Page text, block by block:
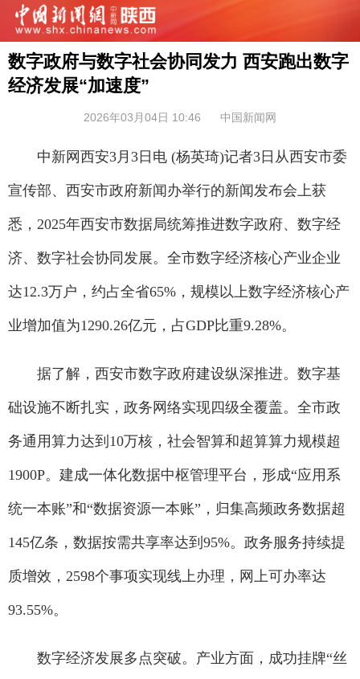
数字政府与数字社会协同发力 西安跑出数字
经济发展“加速度”
2026年03月04日 10:46 中国新闻网
中新网西安3月3日电 (杨英琦)记者3日从西安市委
宣传部、西安市政府新闻办举行的新闻发布会上获
悉，2025年西安市数据局统筹推进数字政府、数字经
济、数字社会协同发展。全市数字经济核心产业企业
达12.3万户，约占全省65%，规模以上数字经济核心产
业增加值为1290.26亿元，占GDP比重9.28%。
据了解，西安市数字政府建设纵深推进。数字基
础设施不断扎实，政务网络实现四级全覆盖。全市政
务通用算力达到10万核，社会智算和超算算力规模超
1900P。建成一体化数据中枢管理平台，形成“应用系
统一本账”和“数据资源一本账”，归集高频政务数据超
145亿条，数据按需共享率达到95%。政务服务持续提
质增效，2598个事项实现线上办理，网上可办率达
93.55%。
数字经济发展多点突破。产业方面，成功挂牌“丝